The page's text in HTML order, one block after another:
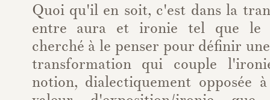
Quoi qu'il en soit, c'est dans la
entre aura et ironie tel que le
cherché à le penser pour définir
transformation qui couple
notion, dialectiquement opposée